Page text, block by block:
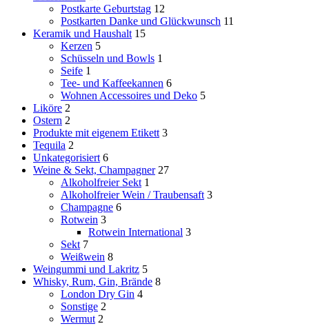
Postkarte Geburtstag 12
Postkarten Danke und Glückwunsch 11
Keramik und Haushalt 15
Kerzen 5
Schüsseln und Bowls 1
Seife 1
Tee- und Kaffeekannen 6
Wohnen Accessoires und Deko 5
Liköre 2
Ostern 2
Produkte mit eigenem Etikett 3
Tequila 2
Unkategorisiert 6
Weine & Sekt, Champagner 27
Alkoholfreier Sekt 1
Alkoholfreier Wein / Traubensaft 3
Champagne 6
Rotwein 3
Rotwein International 3
Sekt 7
Weißwein 8
Weingummi und Lakritz 5
Whisky, Rum, Gin, Brände 8
London Dry Gin 4
Sonstige 2
Wermut 2